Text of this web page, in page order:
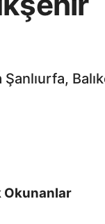
Okunanlar